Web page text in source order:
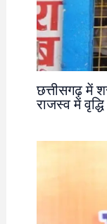
छत्तीसगढ़ में
राजस्व में वृद्धि